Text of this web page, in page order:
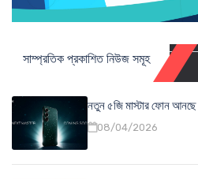
সাম্প্রতিক প্রকাশিত নিউজ সমূহ
নতুন ৫জি মাস্টার ফোন আনছে
08/04/2026